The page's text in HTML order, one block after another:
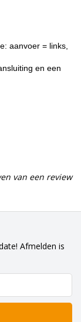
aanvoer = links,
en een
van een review
Afmelden is